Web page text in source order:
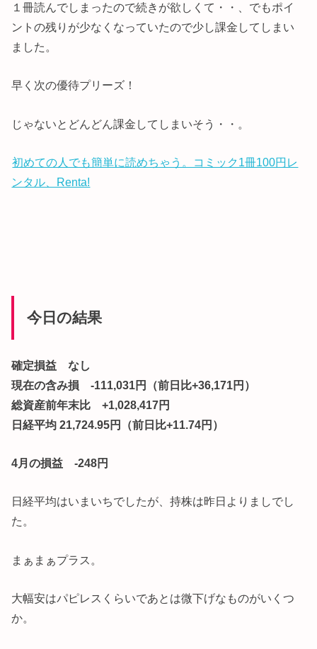
１冊読んでしまったので続きが欲しくて・・、でもポイ
ントの残りが少なくなっていたので少し課金してしまい
ました。
早く次の優待プリーズ！
じゃないとどんどん課金してしまいそう・・。
初めての人でも簡単に読めちゃう。コミック1冊100円レ
ンタル、Renta!
今日の結果
確定損益 なし
現在の含み損 -111,031円（前日比+36,171円）
総資産前年末比 +1,028,417円
日経平均 21,724.95円（前日比+11.74円）
4月の損益 -248円
日経平均はいまいちでしたが、持株は昨日よりましでし
た。
まぁまぁプラス。
大幅安はパピレスくらいであとは微下げなものがいくつ
か。